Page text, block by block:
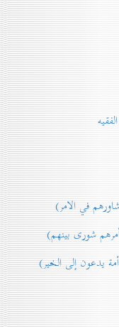
الامر)
بينهم)
إلى الخير)